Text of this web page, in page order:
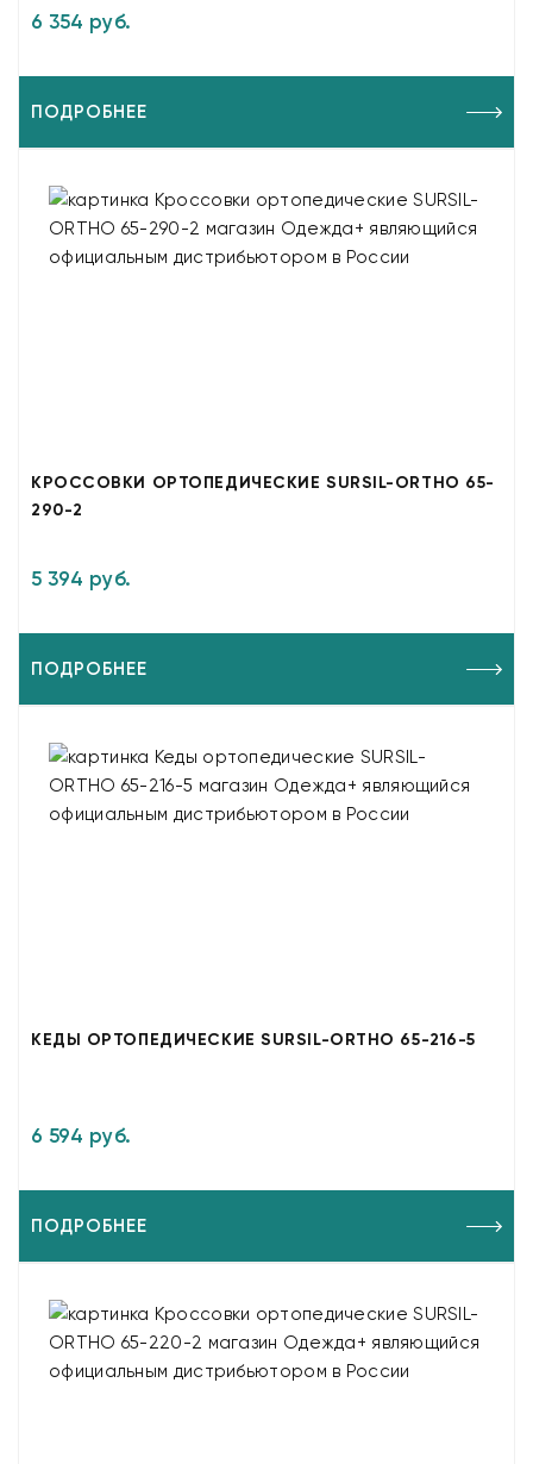
6 354 руб.
ПОДРОБНЕЕ
КРОССОВКИ ОРТОПЕДИЧЕСКИЕ SURSIL-ORTHO 65-
290-2
5 394 руб.
ПОДРОБНЕЕ
КЕДЫ ОРТОПЕДИЧЕСКИЕ SURSIL-ORTHO 65-216-5
6 594 руб.
ПОДРОБНЕЕ